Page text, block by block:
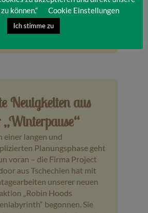
Rückblick
Neuigkeiten aus
„Winterpause“
einer langen und
Planungsphase geht
voran – die Firma Project
aus Tschechien hat mit
unserer neuen
„Robin Hoods
begonnen. Sie
können.“
Cookie Einstellungen
Ich stimme zu